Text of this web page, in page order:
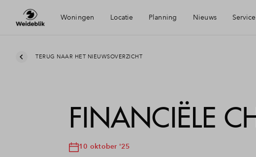
Woningen Locatie
Bereikbaarheid
Duurzaamheid
Planning Nieuws Service
Financiering
TERUG NAAR HET NIEUWSOVERZICHT
FINANCIËLE
10 oktober '25